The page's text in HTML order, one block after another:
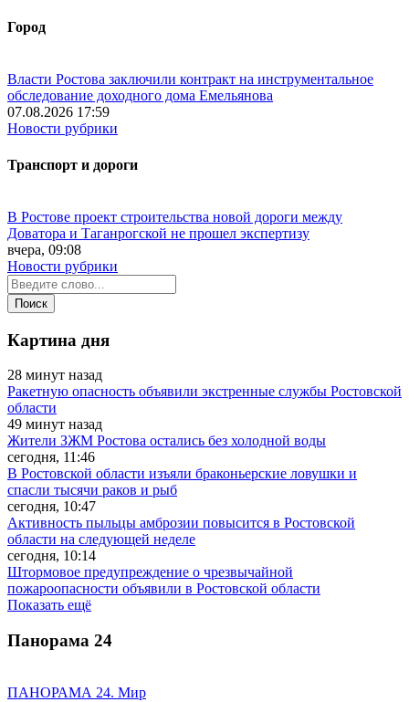
Город
Власти Ростова заключили контракт на инструментальное
обследование доходного дома Емельянова
07.08.2026 17:59
Новости рубрики
Транспорт и дороги
В Ростове проект строительства новой дороги между
Доватора и Таганрогской не прошел экспертизу
вчера, 09:08
Новости рубрики
Картина дня
28 минут назад
Ракетную опасность объявили экстренные службы Ростовской
области
49 минут назад
Жители ЗЖМ Ростова остались без холодной воды
сегодня, 11:46
В Ростовской области изъяли браконьерские ловушки и
спасли тысячи раков и рыб
сегодня, 10:47
Активность пыльцы амброзии повысится в Ростовской
области на следующей неделе
сегодня, 10:14
Штормовое предупреждение о чрезвычайной
пожароопасности объявили в Ростовской области
Показать ещё
Панорама 24
ПАНОРАМА 24. Мир